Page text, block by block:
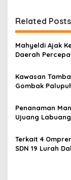
g
a
s
i
p
o
s
Related Posts
Mahyeldi Ajak
Daerah
Pusat Ekosistem
Nasional
Kawasan
Gombak
Penanaman
Ujuang
Sedunia
Terkait 4
SDN 19 Lurah